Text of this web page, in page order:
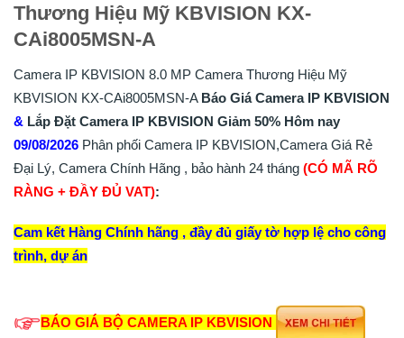
Thương Hiệu Mỹ KBVISION KX-
CAi8005MSN-A
Camera IP KBVISION 8.0 MP Camera Thương Hiệu Mỹ
KBVISION KX-CAi8005MSN-A Báo Giá Camera IP KBVISION
& Lắp Đặt Camera IP KBVISION Giảm 50% Hôm nay
09/08/2026 Phân phối Camera IP KBVISION,Camera Giá Rẻ
Đại Lý, Camera Chính Hãng , bảo hành 24 tháng (CÓ MÃ RÕ
RÀNG + ĐẦY ĐỦ VAT):
Cam kết Hàng Chính hãng , đầy đủ giấy tờ hợp lệ cho công
trình, dự án
BÁO GIÁ BỘ CAMERA IP KBVISION